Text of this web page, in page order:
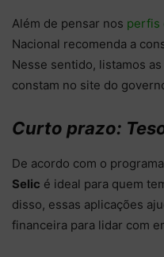
Além de pensar nos perfis
Nacional recomenda a
Nesse sentido, listamos
constam no site do
Curto prazo:
De acordo com o
Selic é ideal para quem
disso, essas aplicações
financeira para lidar com